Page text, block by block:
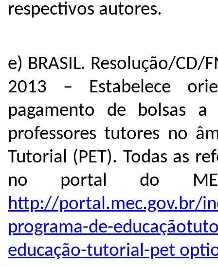
respectivos autores.
e) BRASIL. Resolução/CD/
2013 – Estabelece
pagamento de bolsas
professores tutores no
Tutorial (PET). Todas as
no portal do
http://portal.mec.gov.br/
programa-de-
educação-tutorial-pet